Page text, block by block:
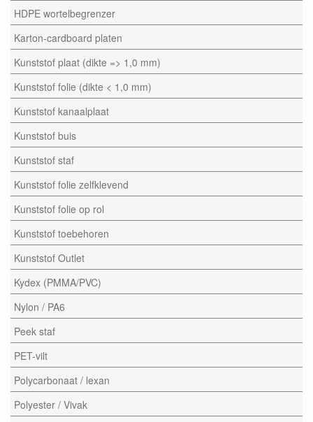
HDPE wortelbegrenzer
Karton-cardboard platen
Kunststof plaat (dikte => 1,0 mm)
Kunststof folie (dikte < 1,0 mm)
Kunststof kanaalplaat
Kunststof buis
Kunststof staf
Kunststof folie zelfklevend
Kunststof folie op rol
Kunststof toebehoren
Kunststof Outlet
Kydex (PMMA/PVC)
Nylon / PA6
Peek staf
PET-vilt
Polycarbonaat / lexan
Polyester / Vivak